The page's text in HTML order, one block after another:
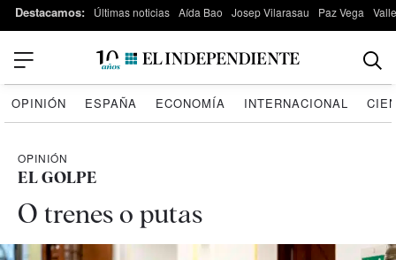
Destacamos: Últimas noticias Aída Bao Josep Vilarasau Paz Vega
OPINIÓN ESPAÑA ECONOMÍA INTERNACIONAL
OPINIÓN
EL GOLPE
O trenes o putas